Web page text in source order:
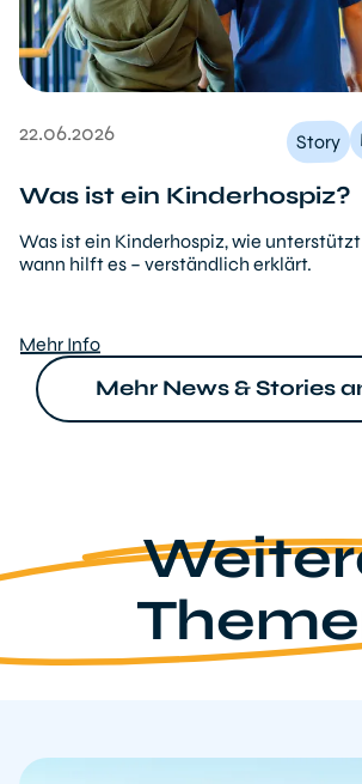
22.06.2026 Story
Was ist ein Kinderhospiz?
Was ist ein Kinderhospiz, wie
wann hilft es – verständlich erklärt.
Mehr Info
Mehr News & Stories